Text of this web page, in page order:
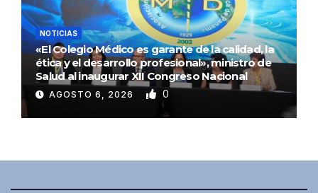
NOTICIAS
«El Colegio Médico es garante de la calidad, la
ética y el desarrollo profesional», ministro de
Salud al inaugurar XII Congreso Nacional
AGOSTO 6, 2026 0